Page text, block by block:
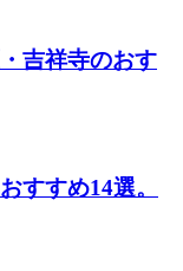
吉祥寺のおす
すすめ14選。